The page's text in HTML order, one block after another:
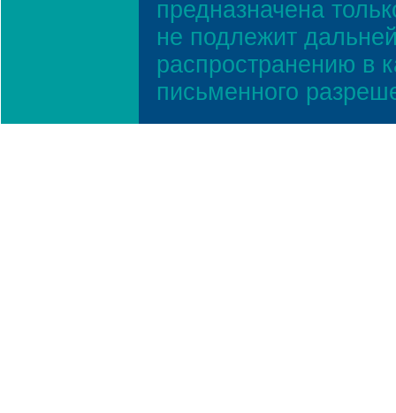
предназначена
не подлежит
распространению в
письменного